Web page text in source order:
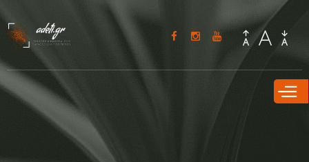
Παράκαμψη
προς το